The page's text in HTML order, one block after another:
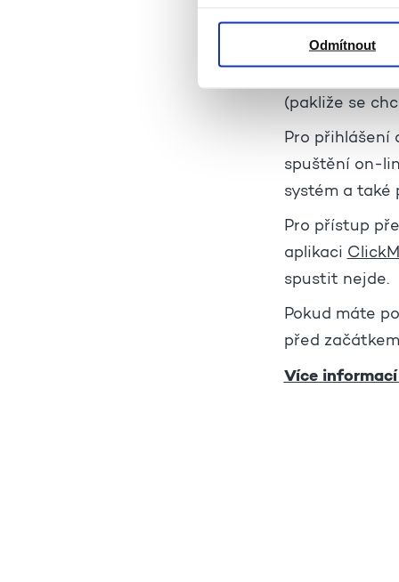
Odmítnout
Registrace:
(pakliže se
Pro přihlášení
spuštění on-
systém a také
Pro přístup
aplikaci
spustit nejde.
Pokud máte
před
Více